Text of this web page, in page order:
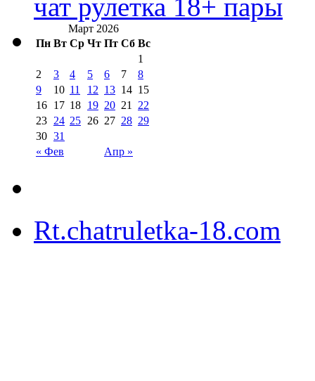
чат рулетка 18+ пары
Март 2026
Пн Вт Ср Чт Пт Сб Вс
« Фев Апр »
1
2
3 4 5 6 7
8
9
10 11 12 13 14 15
16 17 18 19 20 21
22
23 24 25 26 27 28 29
30 31
Rt.chatruletka-18.com